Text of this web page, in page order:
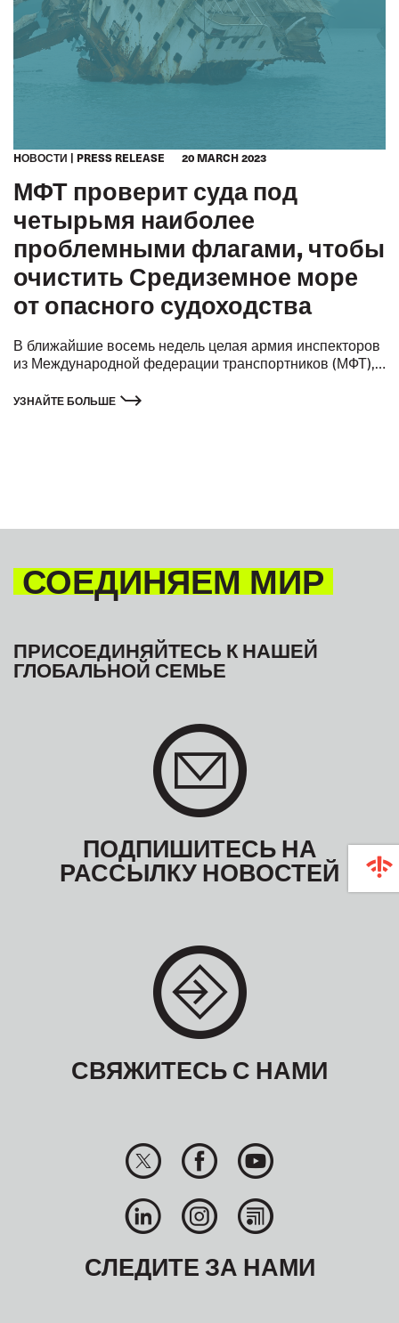
HОВОСТИ PRESS RELEASE 20 MARCH 2023
МФТ проверит суда под
четырьмя наиболее
проблемными флагами, чтобы
очистить Средиземное море
от опасного судоходства
В ближайшие восемь недель целая армия инспекторов
из Международной федерации транспортников (МФТ),
тысячи судов под флагами
УЗНАЙТЕ БОЛЬШЕ
СОЕДИНЯЕМ МИР
ПРИСОЕДИНЯЙТЕСЬ К НАШЕЙ
ГЛОБАЛЬНОЙ СЕМЬЕ
ПОДПИШИТЕСЬ НА
РАССЫЛКУ НОВОСТЕЙ
СВЯЖИТЕСЬ С НАМИ
СЛЕДИТЕ ЗА НАМИ